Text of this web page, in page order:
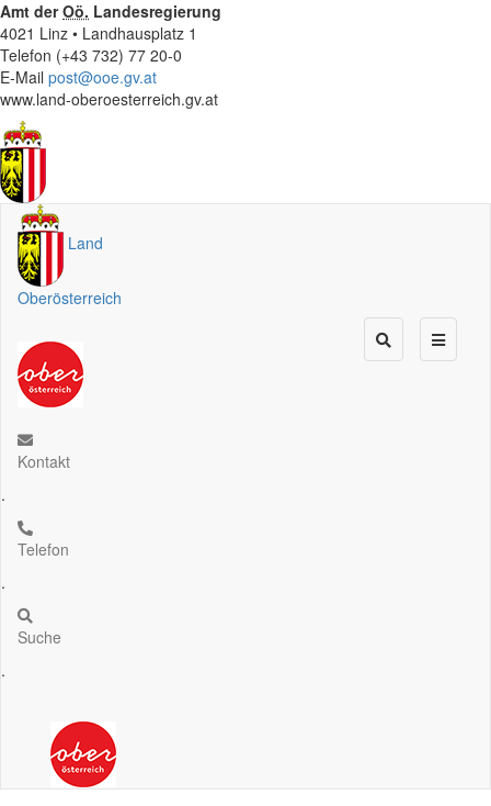
Amt derOö. Landesregierung
4021 Linz • Landhausplatz 1
Telefon (+43 732) 77 20-0
E-Mail post@ooe.gv.at
www.land-oberoesterreich.gv.at
Land
Oberösterreich
Kontakt
.
Telefon
.
Suche
.